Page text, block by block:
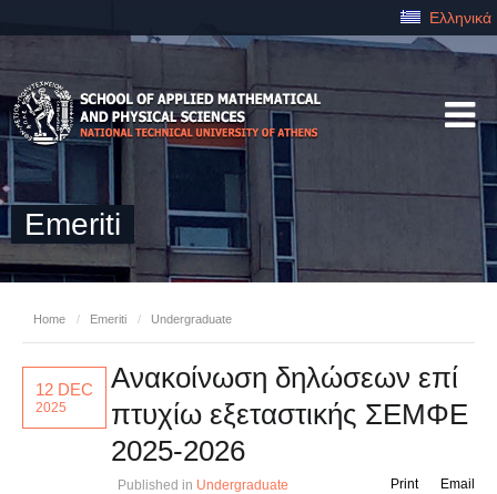
Ελληνικά
Emeriti
Home / Emeriti / Undergraduate
12 DEC
2025
Ανακοίνωση δηλώσεων επί
πτυχίω εξεταστικής ΣΕΜΦΕ
2025-2026
Published in Undergraduate Email
Print